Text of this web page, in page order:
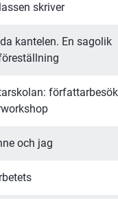
skriver
kantelen. En sagolik
och jag